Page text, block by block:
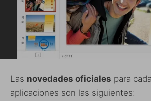
Las novedades oficiales para
aplicaciones son las siguientes: